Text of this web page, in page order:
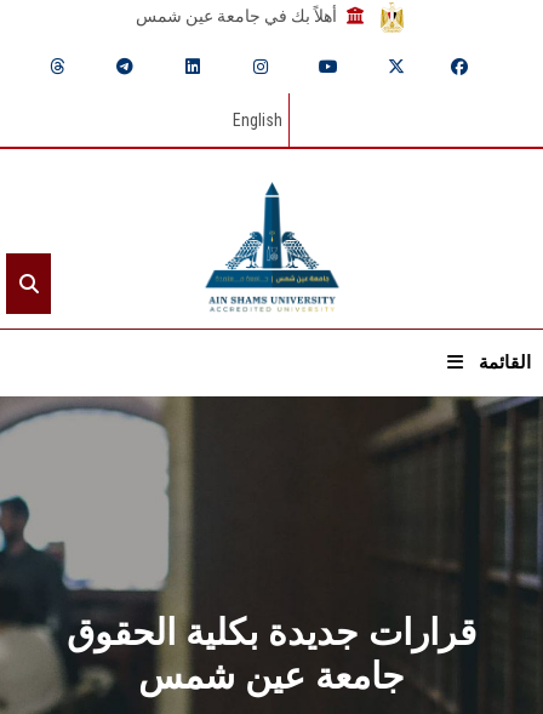
أهلاً بك في جامعة عين شمس
English
القائمة
الرئيسيـة
عن الجامعة
القطاعـات
الشئون الأكاديمية
البحث العلمي
قرارات جديدة بكلية الحقوق
جامعة عين شمس